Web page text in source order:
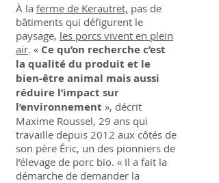
À la ferme de Kerautret, pas de
bâtiments qui défigurent le
paysage, les porcs vivent en plein
air. « Ce qu’on recherche c’est
la qualité du produit et le
bien-être animal mais aussi
réduire l’impact sur
l’environnement », décrit
Maxime Roussel, 29 ans qui
travaille depuis 2012 aux côtés de
son père Éric, un des pionniers de
l’élevage de porc bio. « Il a fait la
démarche de demander la